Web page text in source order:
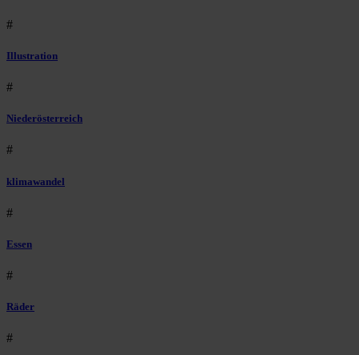
#
Illustration
#
Niederösterreich
#
klimawandel
#
Essen
#
Räder
#